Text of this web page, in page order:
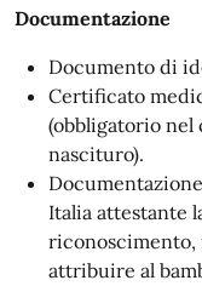
Documentazione
Documento di
Certificato
(obbligatorio nel
nascituro).
Italia attestante
riconoscimento,
attribuire al